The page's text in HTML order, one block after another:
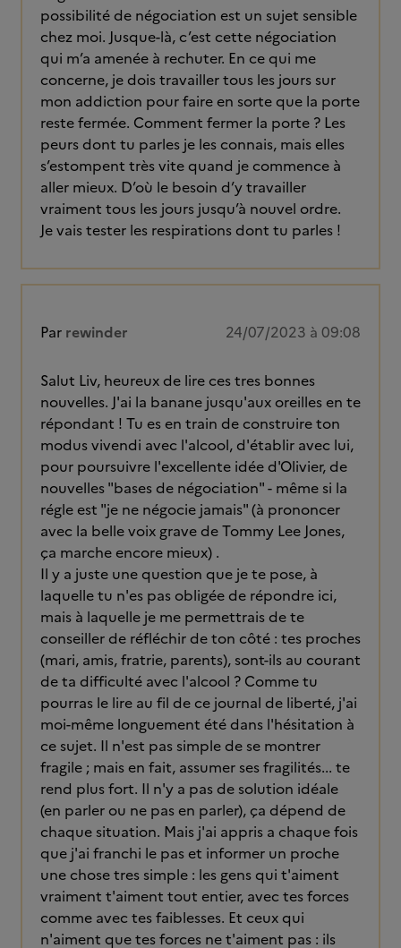
possibilité de négociation est un sujet sensible
chez moi. Jusque-là, c’est cette négociation
qui m’a amenée à rechuter. En ce qui me
concerne, je dois travailler tous les jours sur
mon addiction pour faire en sorte que la porte
reste fermée. Comment fermer la porte ? Les
peurs dont tu parles je les connais, mais elles
s’estompent très vite quand je commence à
aller mieux. D’où le besoin d’y travailler
vraiment tous les jours jusqu’à nouvel ordre.
Je vais tester les respirations dont tu parles !
Par rewinder 24/07/2023 à 09:08
Salut Liv, heureux de lire ces tres bonnes
nouvelles. J'ai la banane jusqu'aux oreilles en te
répondant ! Tu es en train de construire ton
modus vivendi avec l'alcool, d'établir avec lui,
pour poursuivre l'excellente idée d'Olivier, de
nouvelles "bases de négociation" - même si la
régle est "je ne négocie jamais" (à prononcer
avec la belle voix grave de Tommy Lee Jones,
ça marche encore mieux) .
Il y a juste une question que je te pose, à
laquelle tu n'es pas obligée de répondre ici,
mais à laquelle je me permettrais de te
conseiller de réfléchir de ton côté : tes proches
(mari, amis, fratrie, parents), sont-ils au courant
de ta difficulté avec l'alcool ? Comme tu
pourras le lire au fil de ce journal de liberté, j'ai
moi-même longuement été dans l'hésitation à
ce sujet. Il n'est pas simple de se montrer
fragile ; mais en fait, assumer ses fragilités... te
rend plus fort. Il n'y a pas de solution idéale
(en parler ou ne pas en parler), ça dépend de
chaque situation. Mais j'ai appris a chaque fois
que j'ai franchi le pas et informer un proche
une chose tres simple : les gens qui t'aiment
vraiment t'aiment tout entier, avec tes forces
comme avec tes faiblesses. Et ceux qui
n'aiment que tes forces ne t'aiment pas : ils